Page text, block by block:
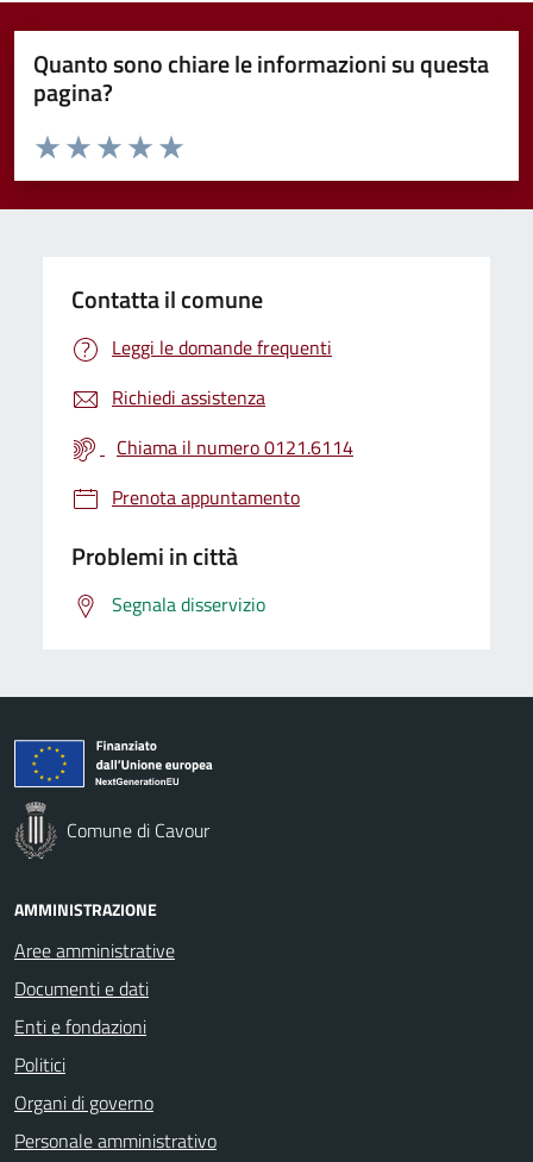
Quanto sono chiare le informazioni su questa
pagina?
Valuta da 1 a 5 stelle la pagina
Valuta 5 stelle su 5
Valuta 4 stelle su 5
Valuta 3 stelle su 5
Valuta 2 stelle su 5
Valuta 1 stelle su 5
Contatta il comune
Leggi le domande frequenti
Richiedi assistenza
Chiama il numero 0121.6114
Prenota appuntamento
Problemi in città
Segnala disservizio
Comune di Cavour
AMMINISTRAZIONE
Aree amministrative
Documenti e dati
Enti e fondazioni
Politici
Organi di governo
Personale amministrativo